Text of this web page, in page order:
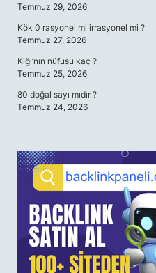
Temmuz 29, 2026
Kök 0 rasyonel mi irrasyonel mi ?
Temmuz 27, 2026
Kiğı’nın nüfusu kaç ?
Temmuz 25, 2026
80 doğal sayı mıdır ?
Temmuz 24, 2026